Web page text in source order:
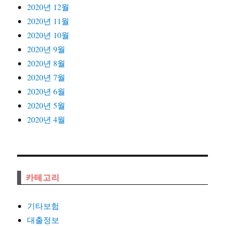
2020년 12월
2020년 11월
2020년 10월
2020년 9월
2020년 8월
2020년 7월
2020년 6월
2020년 5월
2020년 4월
카테고리
기타보험
대출정보